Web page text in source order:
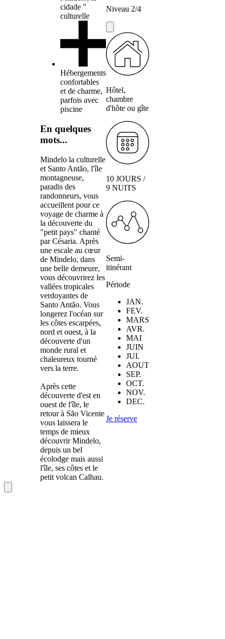
cidade "
culturelle
Hébergements
confortables
et de charme,
parfois avec
piscine
En quelques
mots...
Mindelo la culturelle
et Santo Antão, l'île
montagneuse,
paradis des
randonneurs, vous
accueillent pour ce
voyage de charme à
la découverte du
"petit pays" chanté
par Césaria. Après
une escale au cœur
de Mindelo, dans
une belle demeure,
vous découvrirez les
vallées tropicales
verdoyantes de
Santo Antão. Vous
longerez l'océan sur
les côtes escarpées,
nord et ouest, à la
découverte d'un
monde rural et
chaleureux tourné
vers la terre.
Après cette
découverte d'est en
ouest de l'île, le
retour à São Vicente
vous laissera le
temps de mieux
découvrir Mindelo,
depuis un bel
écolodge mais aussi
l'île, ses côtes et le
petit volcan Calhau.
Niveau 2/4
Hôtel,
chambre
d'hôte ou gîte
10 JOURS /
9 NUITS
Semi-
itinérant
Période
JAN.
FEV.
MARS
AVR.
MAI
JUIN
JUI.
AOUT
SEP.
OCT.
NOV.
DEC.
Je réserve